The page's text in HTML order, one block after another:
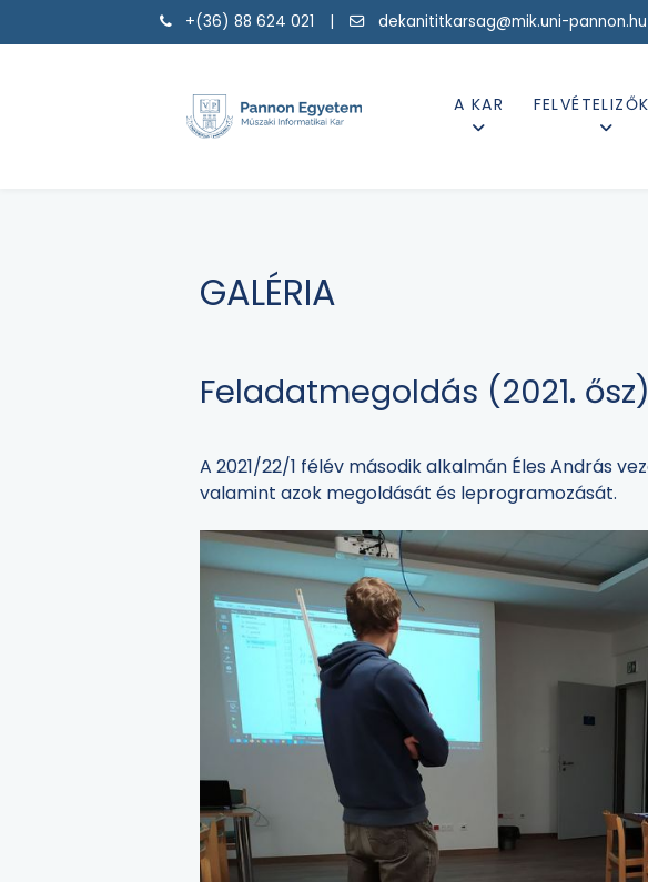
+(36) 88 624 021 | dekanititkarsag@mik.uni-
A KAR
GALÉRIA
Feladatmegoldás (2021. ősz)
A 2021/22/1 félév második alkalmán Éles András
valamint azok megoldását és leprogramozását.